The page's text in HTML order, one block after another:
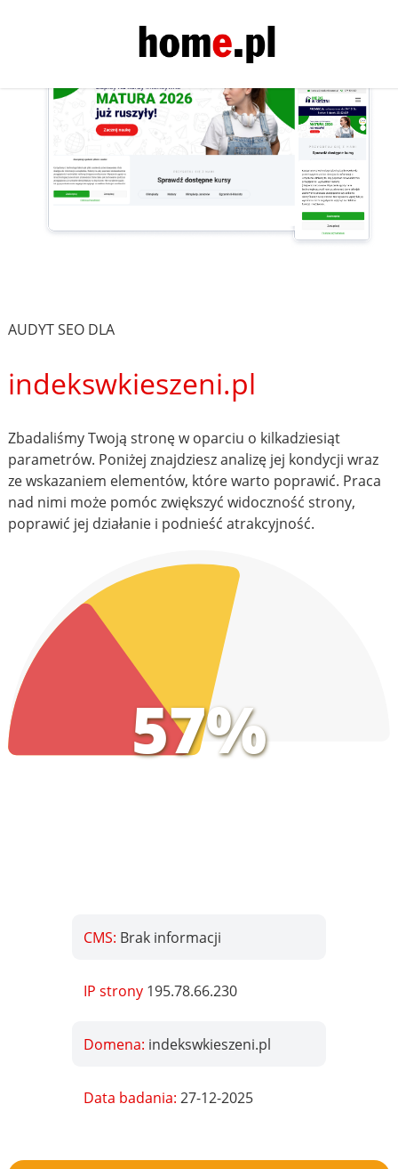
AUDYT SEO DLA
indekswkieszeni.pl
Zbadaliśmy Twoją stronę w oparciu o kilkadziesiąt
parametrów. Poniżej znajdziesz analizę jej kondycji wraz
ze wskazaniem elementów, które warto poprawić. Praca
nad nimi może pomóc zwiększyć widoczność strony,
poprawić jej działanie i podnieść atrakcyjność.
57%
CMS: Brak informacji
IP strony 195.78.66.230
Domena: indekswkieszeni.pl
Data badania:27-12-2025